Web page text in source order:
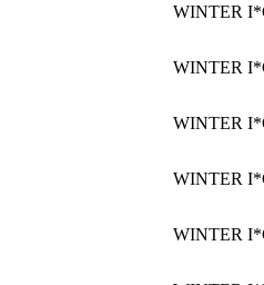
WINTER
WINTER
WINTER
WINTER
WINTER